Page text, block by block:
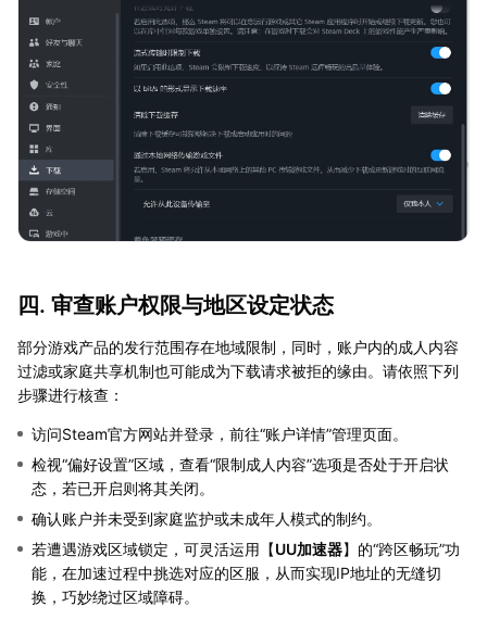
四. 审查账户权限与地区设定状态
部分游戏产品的发行范围存在地域限制，同时，账户内的成人内容
过滤或家庭共享机制也可能成为下载请求被拒的缘由。请依照下列
步骤进行核查：
访问Steam官方网站并登录，前往“账户详情”管理页面。
检视“偏好设置”区域，查看“限制成人内容”选项是否处于开启状
态，若已开启则将其关闭。
确认账户并未受到家庭监护或未成年人模式的制约。
若遭遇游戏区域锁定，可灵活运用【UU加速器】的“跨区畅玩”功
能，在加速过程中挑选对应的区服，从而实现IP地址的无缝切
换，巧妙绕过区域障碍。